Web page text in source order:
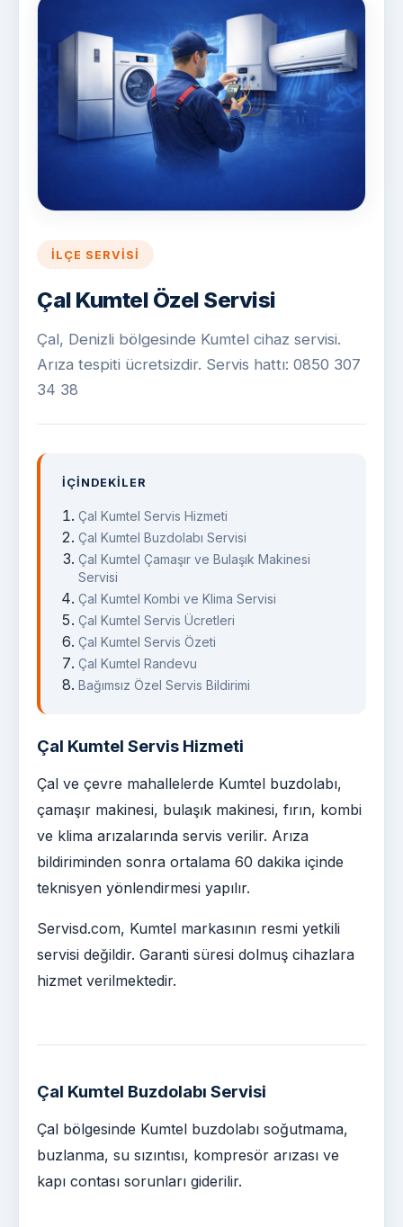
İLÇE SERVISI
Çal Kumtel Özel Servisi
Çal, Denizli bölgesinde Kumtel cihaz servisi.
Arıza tespiti ücretsizdir. Servis hattı: 0850 307
34 38
İÇINDEKILER
Çal Kumtel Servis Hizmeti
Çal Kumtel Buzdolabı Servisi
Çal Kumtel Çamaşır ve Bulaşık Makinesi
Servisi
Çal Kumtel Kombi ve Klima Servisi
Çal Kumtel Servis Ücretleri
Çal Kumtel Servis Özeti
Çal Kumtel Randevu
Bağımsız Özel Servis Bildirimi
Çal Kumtel Servis Hizmeti
Çal ve çevre mahallelerde Kumtel buzdolabı,
çamaşır makinesi, bulaşık makinesi, fırın, kombi
ve klima arızalarında servis verilir. Arıza
bildiriminden sonra ortalama 60 dakika içinde
teknisyen yönlendirmesi yapılır.
Servisd.com, Kumtel markasının resmi yetkili
servisi değildir. Garanti süresi dolmuş cihazlara
hizmet verilmektedir.
Çal Kumtel Buzdolabı Servisi
Çal bölgesinde Kumtel buzdolabı soğutmama,
buzlanma, su sızıntısı, kompresör arızası ve
kapı contası sorunları giderilir.